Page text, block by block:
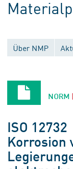
Über NMP
NORM
ISO 12732
Korrosion